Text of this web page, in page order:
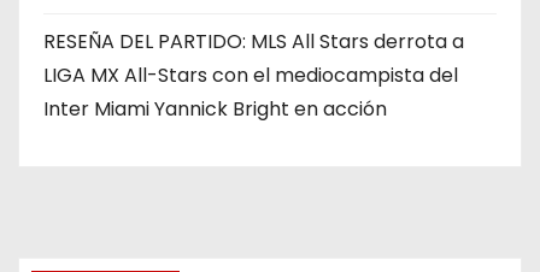
RESEÑA DEL PARTIDO: MLS All Stars derrota a
LIGA MX All-Stars con el mediocampista del
Inter Miami Yannick Bright en acción